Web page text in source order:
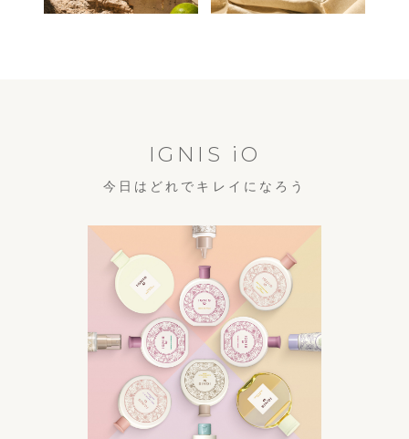
IGNIS iO
今日はどれでキレイになろう